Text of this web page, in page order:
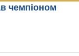
чемпіоном